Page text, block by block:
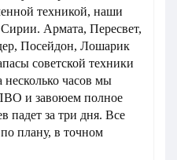
техникой, наши
Армата, Пересвет,
Посейдон, Лошарик
советской техники
несколько часов мы
и завоюем полное
падет за три дня. Все
плану, в точном